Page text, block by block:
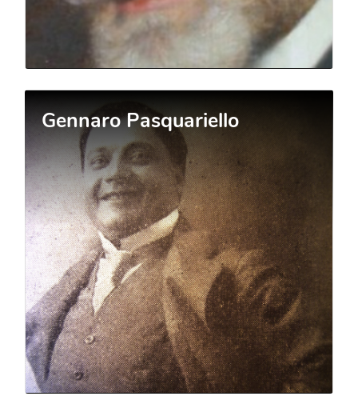
Gennaro Pasquariello